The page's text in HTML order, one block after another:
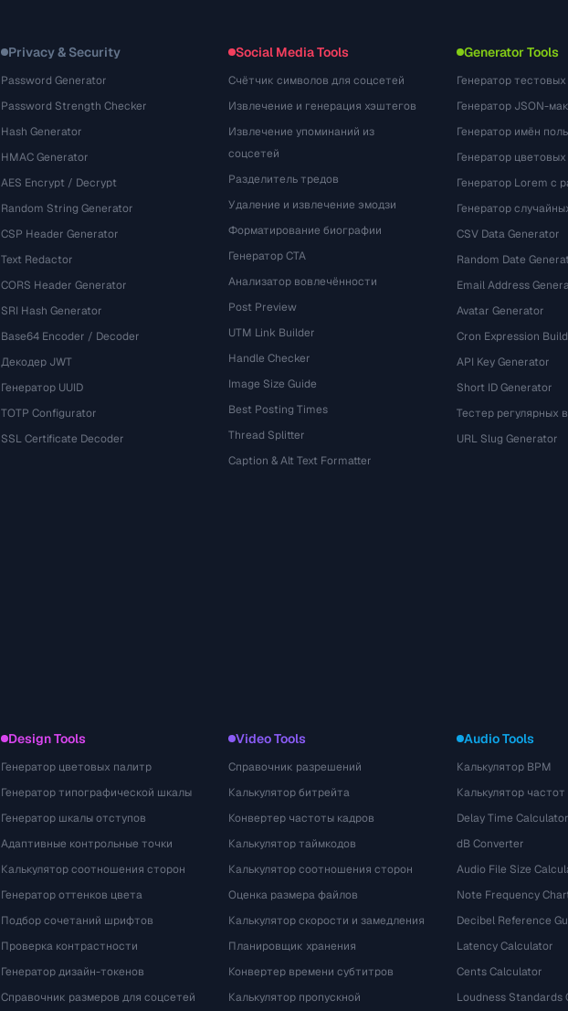
Privacy & Security
Password Generator
Password Strength Checker
Hash Generator
HMAC Generator
AES Encrypt / Decrypt
Random String Generator
CSP Header Generator
Text Redactor
CORS Header Generator
SRI Hash Generator
Base64 Encoder / Decoder
Декодер JWT
Генератор UUID
TOTP Configurator
SSL Certificate Decoder
Social Media Tools
Счётчик символов для соцсетей
Извлечение и генерация хэштегов
Извлечение упоминаний из
соцсетей
Разделитель тредов
Удаление и извлечение эмодзи
Форматирование биографии
Генератор CTA
Анализатор вовлечённости
Post Preview
UTM Link Builder
Handle Checker
Image Size Guide
Best Posting Times
Thread Splitter
Caption & Alt Text Formatter
Generator Tools
Генератор
Генератор JSON-
Генератор имён
Генератор
Генератор Lorem с
Генератор
CSV Data Generator
Random Date
Email Address
Avatar Generator
Cron Expression
API Key Generator
Short ID Generator
Тестер регулярных
URL Slug Generator
Design Tools
Генератор цветовых палитр
Генератор типографической шкалы
Генератор шкалы отступов
Адаптивные контрольные точки
Калькулятор соотношения сторон
Генератор оттенков цвета
Подбор сочетаний шрифтов
Проверка контрастности
Генератор дизайн-токенов
Справочник размеров для соцсетей
Video Tools
Справочник разрешений
Калькулятор битрейта
Конвертер частоты кадров
Калькулятор таймкодов
Калькулятор соотношения сторон
Оценка размера файлов
Калькулятор скорости и замедления
Планировщик хранения
Конвертер времени субтитров
Калькулятор пропускной
Audio Tools
Калькулятор BPM
Калькулятор частот
Delay Time Calculator
dB Converter
Audio File Size
Note Frequency
Decibel Reference
Latency Calculator
Cents Calculator
Loudness Standards